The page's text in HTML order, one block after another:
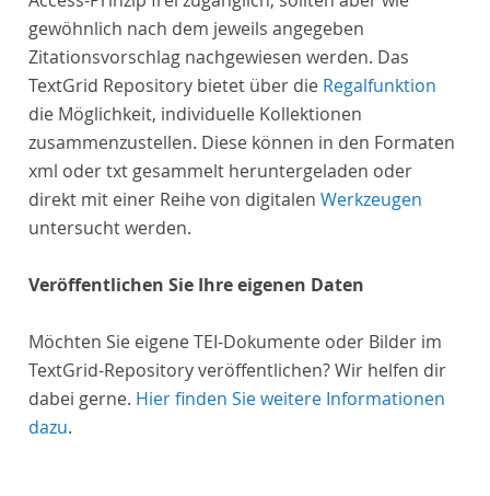
gewöhnlich nach dem jeweils angegeben
Zitationsvorschlag nachgewiesen werden. Das
TextGrid Repository bietet über die Regalfunktion
die Möglichkeit, individuelle Kollektionen
zusammenzustellen. Diese können in den Formaten
xml oder txt gesammelt heruntergeladen oder
direkt mit einer Reihe von digitalen Werkzeugen
untersucht werden.
Veröffentlichen Sie Ihre eigenen Daten
Möchten Sie eigene TEI-Dokumente oder Bilder im
TextGrid-Repository veröffentlichen? Wir helfen dir
dabei gerne. Hier finden Sie weitere Informationen
dazu.